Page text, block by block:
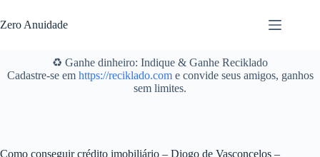
para
o
Zero Anuidade
♻️ Ganhe dinheiro: Indique & Ganhe Reciklado
Cadastre-se em https://reciklado.come convide seus amigos, ganhos
sem limites.
Como conseguir crédito imobiliário – Diogo de Vasconcelos –